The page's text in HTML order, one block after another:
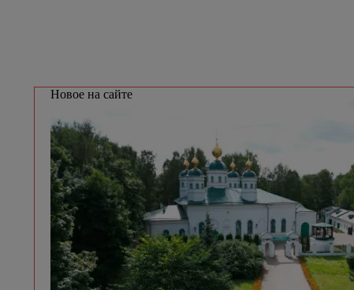
Новое на сайте